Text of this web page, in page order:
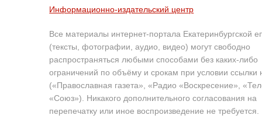
Информационно-издательский центр
Все материалы интернет-портала Екатеринбургской
(тексты, фотографии, аудио, видео) могут свободно
распространяться любыми способами без каких-либо
ограничений по объёму и срокам при условии ссылки
(«Православная газета», «Радио «Воскресение»,
«Союз»). Никакого дополнительного согласования на
перепечатку или иное воспроизведение не требуется.